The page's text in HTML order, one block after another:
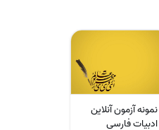
نمونه آزمون آنلاین
ادبیات فارسی